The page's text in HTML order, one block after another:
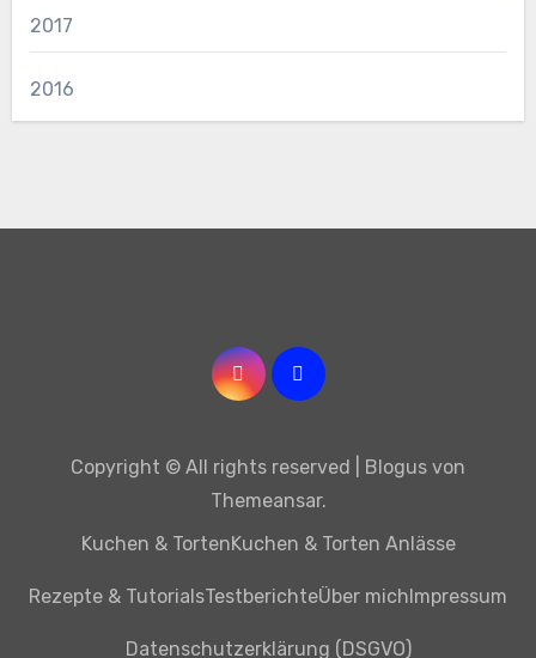
2017
2016
Copyright © All rights reserved Blogus von
Themeansar.
Kuchen & TortenKuchen & Torten Anlässe
Rezepte & TutorialsTestberichteÜber mich Impressum
Datenschutzerklärung (DSGVO)